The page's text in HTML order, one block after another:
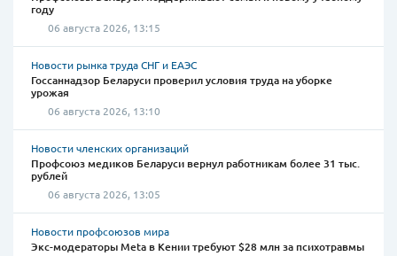
году
06 августа 2026, 13:15
Новости рынка труда СНГ и ЕАЭС
Госсаннадзор Беларуси проверил условия труда на уборке
урожая
06 августа 2026, 13:10
Новости членских организаций
Профсоюз медиков Беларуси вернул работникам более 31 тыс.
рублей
06 августа 2026, 13:05
Новости профсоюзов мира
Экс-модераторы Meta в Кении требуют $28 млн за психотравмы